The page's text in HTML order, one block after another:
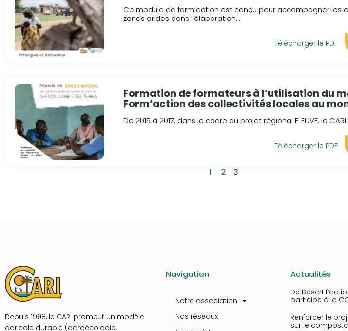
Ce module de form’action est conçu pour accompagner les
zones arides dans l’élaboration...
Télécharger le PDF
Formation de formateurs à l’utilisation du
Form’action des collectivités locales au
de gestion durable des terres
De 2015 à 2017, dans le cadre du projet régional FLEUVE, le
Télécharger le PDF
1 2 3
Depuis 1998, le CARI promeut un modèle
agricole durable (agroécologie,
Navigation
Notre association
Nos réseaux
Actualités
De
participe à la
Renforcer le
sur le